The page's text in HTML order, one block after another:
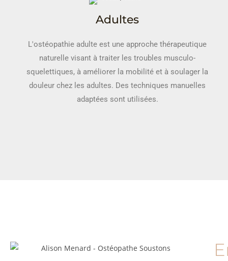
Adultes
L'ostéopathie adulte est une approche thérapeutique
naturelle visant à traiter les troubles musculo-
squelettiques, à améliorer la mobilité et à soulager la
douleur chez les adultes. Des techniques manuelles
adaptées sont utilisées.